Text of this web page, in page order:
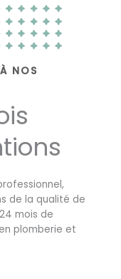
NOS
de la qualité de
mois de
plomberie et